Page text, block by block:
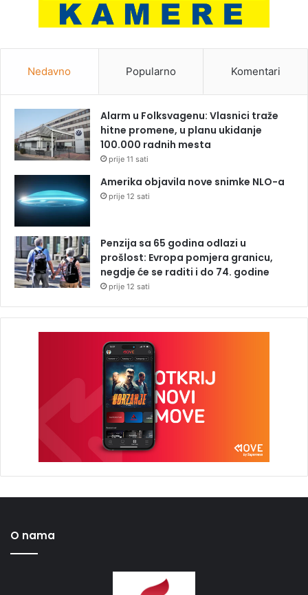
Nedavno Popularno Komentari
Alarm u Folksvagenu: Vlasnici traže
hitne promene, u planu ukidanje
100.000 radnih mesta
prije 11 sati
Amerika objavila nove snimke NLO-a
prije 12 sati
Penzija sa 65 godina odlazi u
prošlost: Evropa pomjera granicu,
negdje će se raditi i do 74. godine
prije 12 sati
O nama